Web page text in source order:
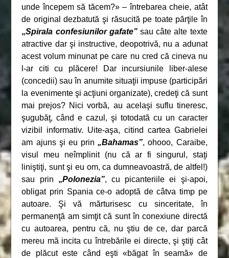
unde începem să tăcem?» – întrebarea cheie, atât
de original dezbatută şi răsucită pe toate părţile în
„Spirala confesiunilor gafate”sau câte alte texte
atractive dar şi instructive, deopotrivă, nu a adunat
acest volum minunat pe care nu cred că cineva nu
l-ar citi cu plăcere! Dar incursiunile liber-alese
(concedii) sau în anumite situaţii impuse (participări
la evenimente şi acţiuni organizate), credeţi că sunt
mai prejos? Nici vorbă, au acelaşi suflu tineresc,
şugubăţ, când e cazul, şi totodată cu un caracter
vizibil informativ. Uite-aşa, citind cartea Gabrielei
am ajuns şi eu prin„Bahamas”, ohooo, Caraibe,
visul meu neîmplinit (nu că ar fi singurul, staţi
liniştiţi, sunt şi eu om, ca dumneavoastră, de altfel!)
sau prin „Polonezia”, cu picanteriile ei şi-apoi,
obligat prin Spania ce-o adoptă de câtva timp pe
autoare. Şi vă mărturisesc cu sinceritate, în
permanenţă am simţit că sunt în conexiune directă
cu autoarea, pentru că, nu ştiu de ce, dar parcă
mereu mă incita cu întrebările ei directe, şi ştiţi cât
de plăcut este când eşti «băgat în seamă» de